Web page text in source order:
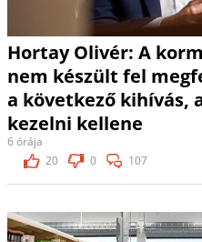
Hortay Olivér: A
nem készült fel
a következő kihívás,
kezelni kellene
6 órája
20
0 107